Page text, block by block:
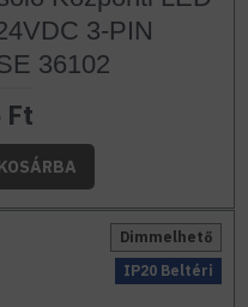
3-PIN
36102
Ft
IP20 Beltéri
Dimmelhető